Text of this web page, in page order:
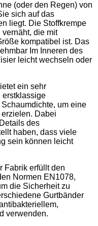
(oder den Regen) von
sich auf das
liegt. Die Stoffkrempe
die mit
kompatibel ist. Das
Im Inneren des
leicht wechseln oder
ein sehr
erstklassige
um eine
Dabei
des
haben, dass viele
sein können leicht
Fabrik erfüllt den
Normen EN1078,
die Sicherheit zu
Gurtbänder
verwenden.